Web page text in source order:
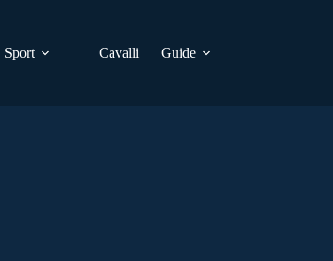
Sport Cavalli Guide